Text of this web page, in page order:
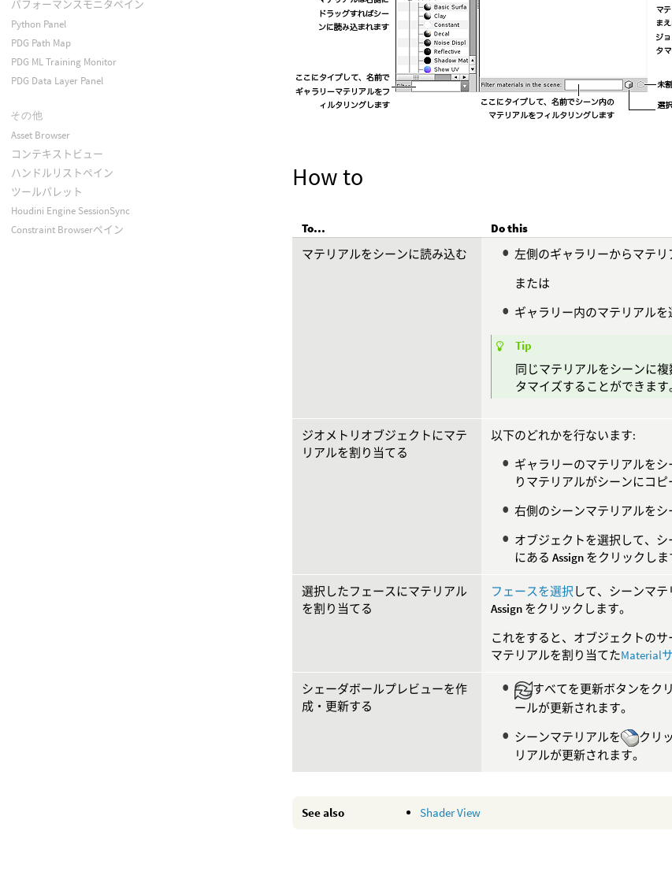
How to
To...
Do this
マテリアルをシーンに読み込む
左側のギャラリーからマテリ
または
ギャラリー内のマテリアル
Tip
同じマテリアルをシーンに
タマイズすることができます
ジオメトリオブジェクトにマテ
リアルを割り当てる
以下のどれかを行ないます:
ギャラリーのマテリアルを
りマテリアルがシーンにコピ
右側のシーンマテリアルをシ
オブジェクトを選択して、
にあるAssign をクリックしま
選択したフェースにマテリアル
を割り当てる
フェースを選択 して、シーンマ
Assign をクリックします。
これをすると、オブジェクトの
マテリアルを割り当てたMaterial
シェーダボールプレビューを作
成・更新する
すべてを更新ボタンをク
ールが更新されます。
シーンマテリアルを
クリ
リアルが更新されます。
See also Shader View
パフォーマンスモニタペイン
Python Panel
PDG Path Map
PDG ML Training Monitor
PDG Data Layer Panel
その他
Asset Browser
コンテキストビュー
ハンドルリストペイン
ツールパレット
Houdini Engine SessionSync
Constraint Browserペイン